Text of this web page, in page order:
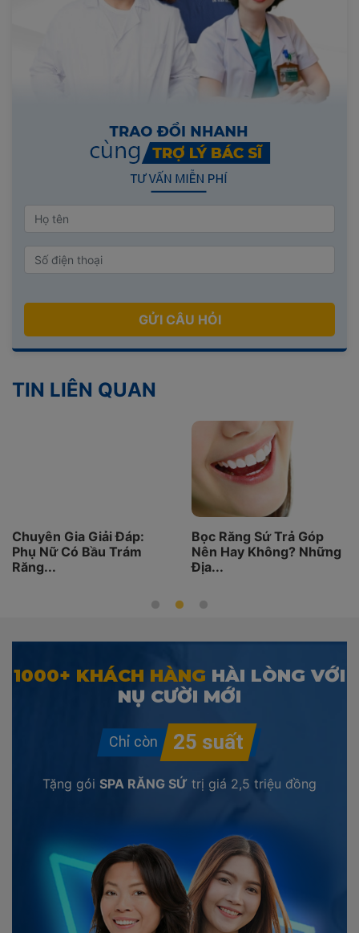
GỬI CÂU HỎI
TIN LIÊN QUAN
Bọc Răng Sứ Trả Góp
Nên Hay Không? Những
Bọc Răng Sứ Có
Không? Câu Trả
1000+ KHÁCH HÀNG HÀI LÒNG VỚI
NỤ CƯỜI MỚI
Tặng gói SPA RĂNG SỨ trị giá 2,5 triệu đồng